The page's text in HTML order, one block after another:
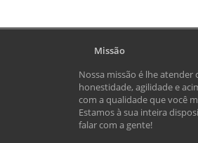
Missão
Nossa missão é lhe atender
honestidade, agilidade e
com a qualidade que você
Estamos à sua inteira
falar com a gente!